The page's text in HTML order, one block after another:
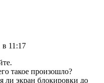
в 11:17
такое произошло?
ли экран блокировки до